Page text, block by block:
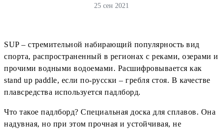
25 сен 2021
SUP – стремительной набирающий популярность вид
спорта, распространенный в регионах с реками, озерами и
прочими водными водоемами. Расшифровывается как
stand up paddle, если по-русски – гребля стоя. В качестве
плавсредства используется падлборд.
Что такое падлборд? Специальная доска для сплавов. Она
надувная, но при этом прочная и устойчивая, не